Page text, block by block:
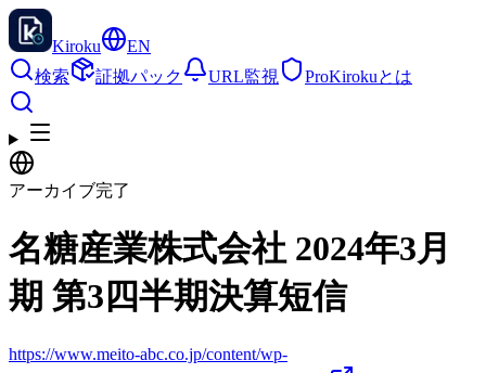
Kiroku
EN
検索
証拠パック URL監視 ProKirokuとは
アーカイブ完了
名糖産業株式会社 2024年3月
期 第3四半期決算短信
https://www.meito-abc.co.jp/content/wp-